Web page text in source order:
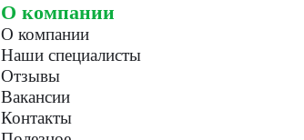
О компании
О компании
Наши специалисты
Отзывы
Вакансии
Контакты